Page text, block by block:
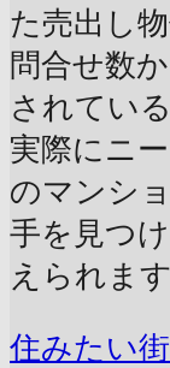
た売出し
問合せ数
されてい
実際にニ
のマンシ
手を見つ
えられます
住みたい